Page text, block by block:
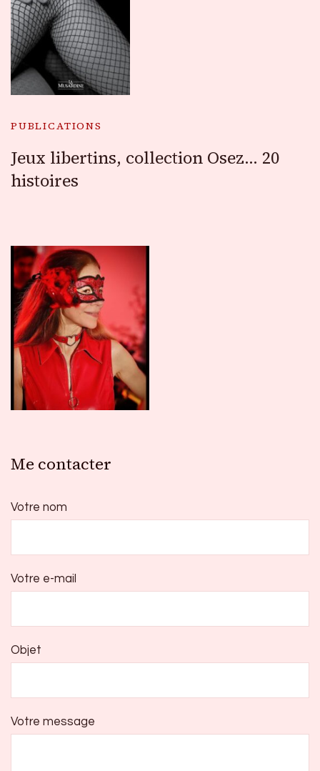
PUBLICATIONS
Jeux libertins, collection Osez… 20
histoires
Me contacter
Votre nom
Votre e-mail
Objet
Votre message